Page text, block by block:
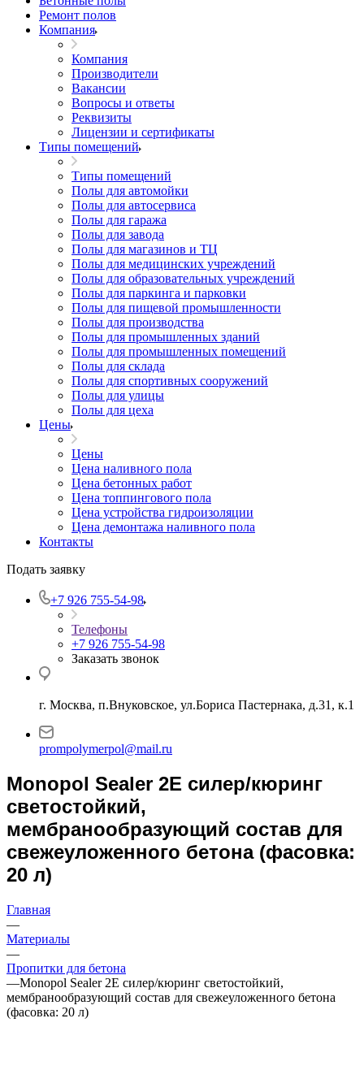
Ремонт полов
Компания
Компания
Производители
Вакансии
Вопросы и ответы
Реквизиты
Лицензии и сертификаты
Типы помещений
Типы помещений
Полы для автомойки
Полы для автосервиса
Полы для гаража
Полы для завода
Полы для магазинов и ТЦ
Полы для медицинских учреждений
Полы для образовательных учреждений
Полы для паркинга и парковки
Полы для пищевой промышленности
Полы для производства
Полы для промышленных зданий
Полы для промышленных помещений
Полы для склада
Полы для спортивных сооружений
Полы для улицы
Полы для цеха
Цены
Цены
Цена наливного пола
Цена бетонных работ
Цена топпингового пола
Цена устройства гидроизоляции
Цена демонтажа наливного пола
Контакты
Подать заявку
+7 926 755-54-98
Телефоны
+7 926 755-54-98
Заказать звонок
г. Москва, п.Внуковское, ул.Бориса Пастернака, д.31, к.1
prompolymerpol@mail.ru
Monopol Sealer 2E силер/кюринг
светостойкий,
мембранообразующий состав для
свежеуложенного бетона (фасовка:
20 л)
Главная
—
Материалы
—
Пропитки для бетона
—Monopol Sealer 2E силер/кюринг светостойкий,
мембранообразующий состав для свежеуложенного бетона
(фасовка: 20 л)